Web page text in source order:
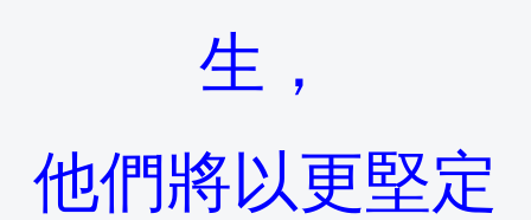
生，
他們將以更堅定